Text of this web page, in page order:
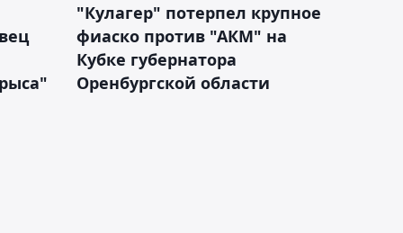
"Кулагер" потерпел крупное
фиаско против "АКМ" на
Кубке губернатора
Оренбургской области